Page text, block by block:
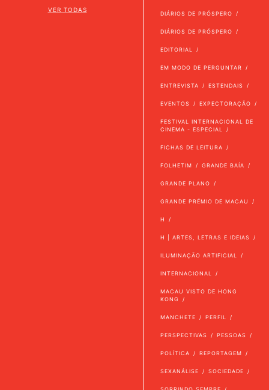
VER TODAS
DIÁRIOS DE PRÓSPERO
DIÁRIOS DE PRÓSPERO
EDITORIAL
EM MODO DE PERGUNTAR
ENTREVISTA ESTENDAIS
EVENTOS EXPECTORAÇÃO
FESTIVAL INTERNACIONAL DE
CINEMA - ESPECIAL
FICHAS DE LEITURA
FOLHETIM GRANDE BAÍA
GRANDE PLANO
GRANDE PRÉMIO DE MACAU
H
H | ARTES, LETRAS E IDEIAS
ILUMINAÇÃO ARTIFICIAL
INTERNACIONAL
MACAU VISTO DE HONG
KONG
MANCHETE PERFIL
PERSPECTIVAS PESSOAS
POLÍTICA REPORTAGEM
SEXANÁLISE SOCIEDADE